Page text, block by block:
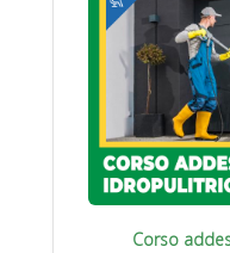
Corso